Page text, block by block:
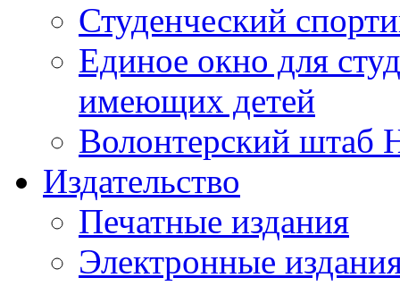
Студенческий
Единое окно для
имеющих детей
Волонтерский штаб
Издательство
Печатные издания
Электронные